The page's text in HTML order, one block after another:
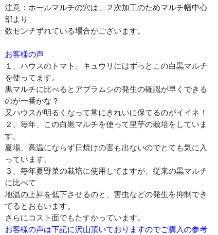
注意：ホールマルチの穴は、２次加工のためマルチ幅中心
部より
数センチずれている場合がございます。
お客様の声
１、ハウスのトマト、キュウリにはずっとこの白黒マルチ
を使ってます。
黒マルチに比べるとアブラムシの発生の確認が早くできる
のが一番かな？
又ハウスが明るくなって常にきれいに保てるのがイイネ！
２、毎年、この白黒マルチを使って里芋の栽培をしていま
す。
夏場、高温にならず日焼けの害も出ないのでとても気に入
っています。
３、毎年夏野菜の栽培に使用してますが、従来の黒マルチ
に比べて
地温の上昇を低下させるのと、害虫などの発生を抑制でき
てるとおもいます。
さらにコスト面でもたすかっています。
お客様の声は下記に沢山頂いておりますのでご購入の参考